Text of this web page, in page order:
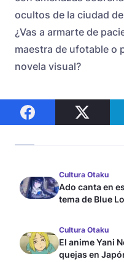
ocultos de la ciudad
¿Vas a armarte de
maestra de ufotable o
novela visual?
Cultura Otaku
Ado canta en
tema de Blue
Cultura Otaku
El anime Yani
quejas en